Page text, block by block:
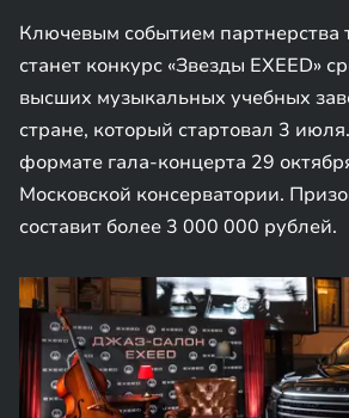
Ключевым событием партнерства
станет конкурс «Звезды EXEED»
высших музыкальных учебных
стране, который стартовал 3
формате гала-концерта 29
Московской консерватории.
составит более 3 000 000 рублей.